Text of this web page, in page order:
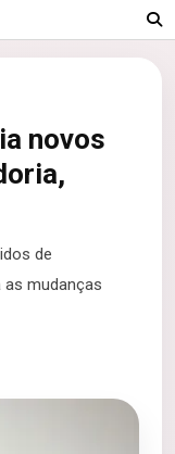
novos
de
as mudanças